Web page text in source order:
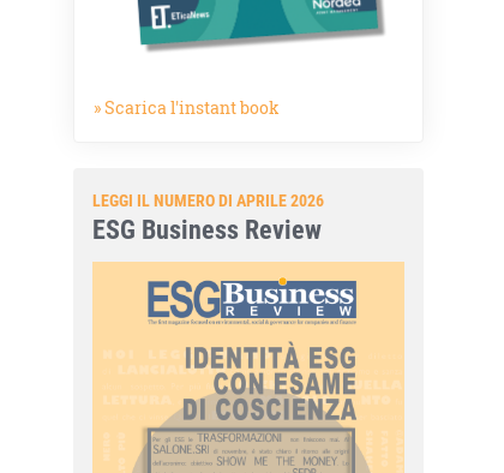
» Scarica l'instant book
LEGGI IL NUMERO DI APRILE 2026
ESG Business Review